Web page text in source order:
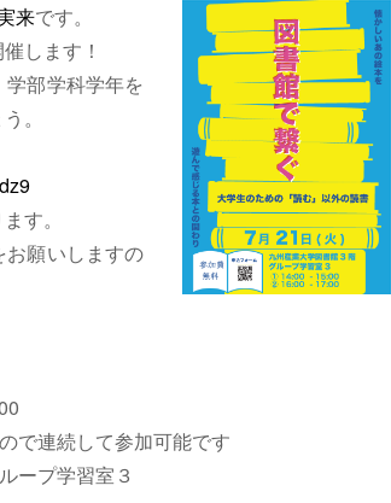
来です。
します！
部学科学年を
。
す。
願いしますの
で連続して参加可能です
ープ学習室３